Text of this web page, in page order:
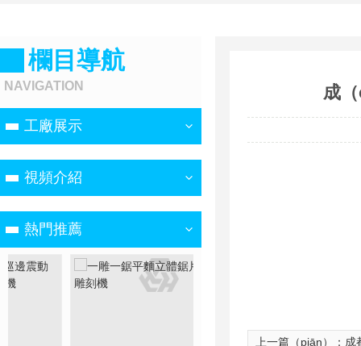
欄目導航
NAVIGATION
工廠展示
視頻介紹
熱門推薦
成
上一篇（piān）： 成